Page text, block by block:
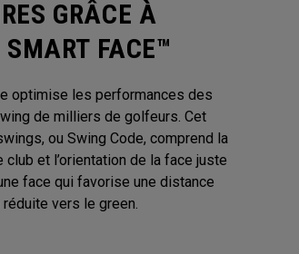
GRÂCE À
FACE™
optimise les performances des
de milliers de golfeurs. Cet
ou Swing Code, comprend la
et l’orientation de la face juste
face qui favorise une distance
vers le green.